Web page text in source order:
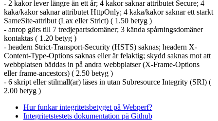
- 2 kakor lever längre än ett år; 4 kakor saknar attributet Secure; 4
kaka/kakor saknar attributet HttpOnly; 4 kaka/kakor saknar ett starkt
SameSite-attribut (Lax eller Strict) ( 1.50 betyg )
- anrop görs till 7 tredjepartsdomäner; 3 kända spårningsdomäner
kontaktas ( 1.20 betyg )
- headern Strict-Transport-Security (HSTS) saknas; headern X-
Content-Type-Options saknas eller är felaktig; skydd saknas mot att
webbplatsen bäddas in på andra webbplatser (X-Frame-Options
eller frame-ancestors) ( 2.50 betyg )
- 6 skript eller stilmall(ar) läses in utan Subresource Integrity (SRI) (
2.00 betyg )
Hur funkar integritetsbetyget på Webperf?
Integritetstestets dokumentation på Github